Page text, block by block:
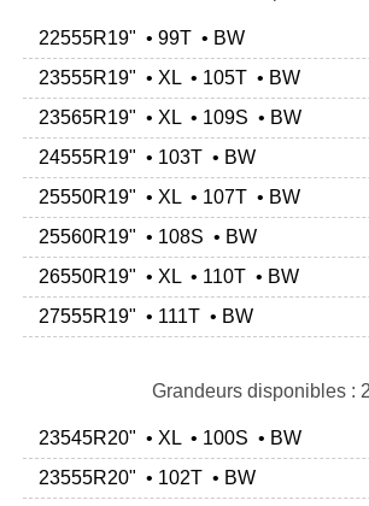
22555R19" • 99T • BW
23555R19" • XL • 105T • BW
23565R19" • XL • 109S • BW
24555R19" • 103T • BW
25550R19" • XL • 107T • BW
25560R19" • 108S • BW
26550R19" • XL • 110T • BW
27555R19" • 111T • BW
Grandeurs disponibles :
23545R20" • XL • 100S • BW
23555R20" • 102T • BW